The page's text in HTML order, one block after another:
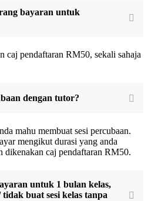
bayaran untuk
caj pendaftaran RM50, sekali sahaja
dengan tutor?
mahu membuat sesi percubaan.
mengikut durasi yang anda
dikenakan caj pendaftaran RM50.
untuk 1 bulan kelas,
buat sesi kelas tanpa